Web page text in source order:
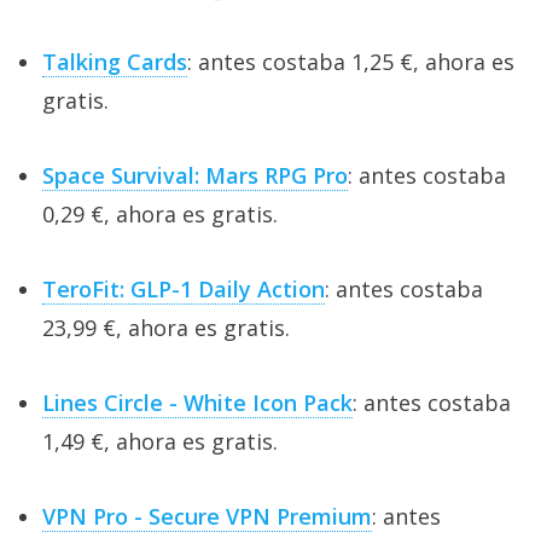
Talking Cards: antes costaba 1,25 €, ahora es
gratis.
Space Survival: Mars RPG Pro: antes costaba
0,29 €, ahora es gratis.
TeroFit: GLP-1 Daily Action: antes costaba
23,99 €, ahora es gratis.
Lines Circle - White Icon Pack: antes costaba
1,49 €, ahora es gratis.
VPN Pro - Secure VPN Premium: antes